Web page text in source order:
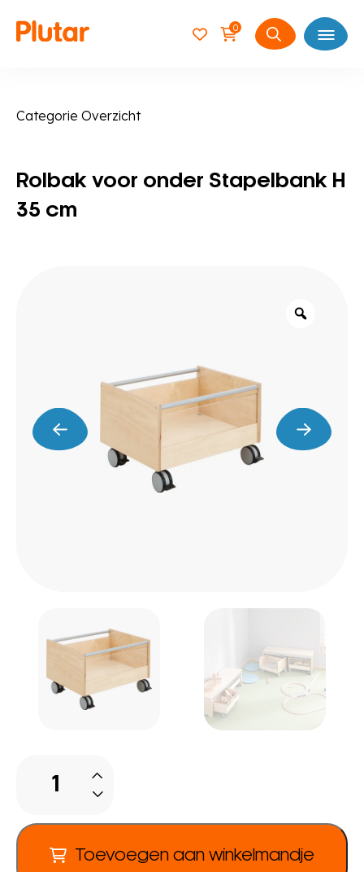
0
Zoeken
Open
Categorie Overzicht
Rolbak voor onder Stapelbank H
35 cm
Stapelbank
H
Toevoegen aan winkelmandje